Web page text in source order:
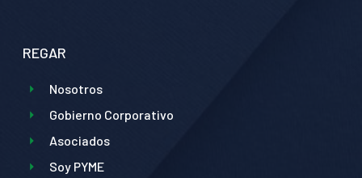
REGAR
Nosotros
Gobierno Corporativo
Asociados
Soy PYME